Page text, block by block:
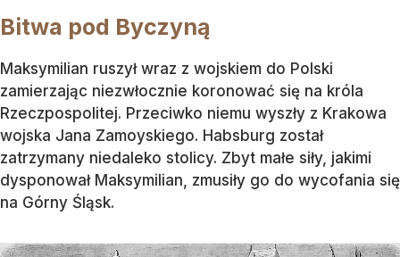
Bitwa pod Byczyną
Maksymilian ruszył wraz z wojskiem do Polski
zamierzając niezwłocznie koronować się na króla
Rzeczpospolitej. Przeciwko niemu wyszły z Krakowa
wojska Jana Zamoyskiego. Habsburg został
zatrzymany niedaleko stolicy. Zbyt małe siły, jakimi
dysponował Maksymilian, zmusiły go do wycofania się
na Górny Śląsk.